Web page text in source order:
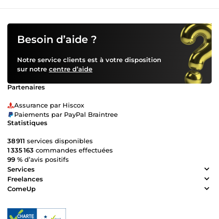
Besoin d’aide ?
Notre service clients est à votre disposition
sur notre centre d’aide
Partenaires
Assurance par Hiscox
Paiements par PayPal Braintree
Statistiques
38 911 services disponibles
1 335 163 commandes effectuées
99 % d’avis positifs
Services
Freelances
ComeUp